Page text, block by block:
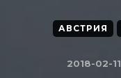
АВСТРИЯ
2018-02-11